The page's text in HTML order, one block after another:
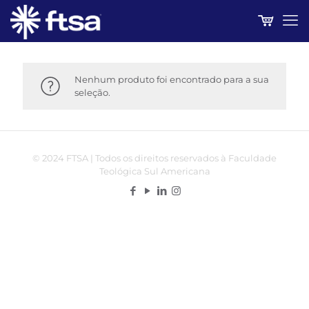
Nenhum produto foi encontrado para a sua
seleção.
© 2024 FTSA | Todos os direitos reservados à Faculdade
Teológica Sul Americana